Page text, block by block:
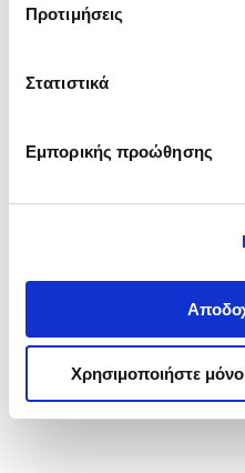
Προτιμήσεις
Στατιστικά
Εμπορικής προώθησης
Χρησιμοποιήστε